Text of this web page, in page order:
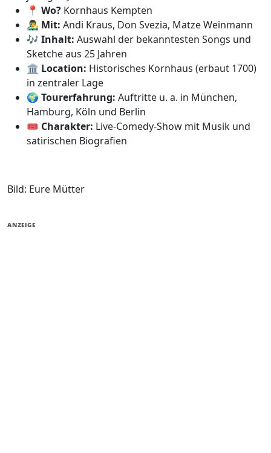
📍 Wo? Kornhaus Kempten
👨‍🎤 Mit: Andi Kraus, Don Svezia, Matze Weinmann
🎶 Inhalt: Auswahl der bekanntesten Songs und
Sketche aus 25 Jahren
🏛️ Location: Historisches Kornhaus (erbaut 1700)
in zentraler Lage
🌍 Tourerfahrung: Auftritte u. a. in München,
Hamburg, Köln und Berlin
🎟️ Charakter: Live-Comedy-Show mit Musik und
satirischen Biografien
Bild: Eure Mütter
ANZEIGE